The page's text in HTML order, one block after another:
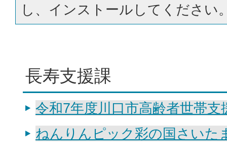
し、インストールしてください
長寿支援課
令和7年度川口市高齢者世帯支
ねんりんピック彩の国さいた